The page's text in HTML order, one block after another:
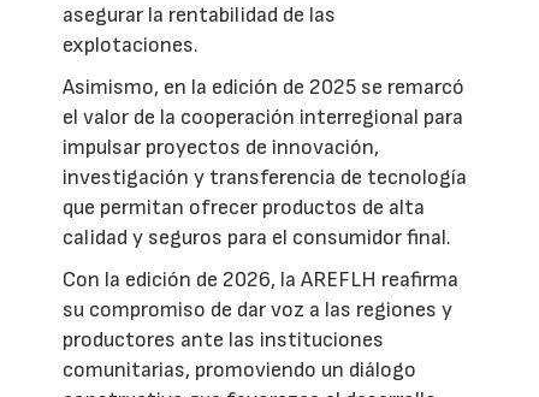
asegurar la rentabilidad de las
explotaciones.
Asimismo, en la edición de 2025 se remarcó
el valor de la cooperación interregional para
impulsar proyectos de innovación,
investigación y transferencia de tecnología
que permitan ofrecer productos de alta
calidad y seguros para el consumidor final.
Con la edición de 2026, la AREFLH reafirma
su compromiso de dar voz a las regiones y
productores ante las instituciones
comunitarias, promoviendo un diálogo